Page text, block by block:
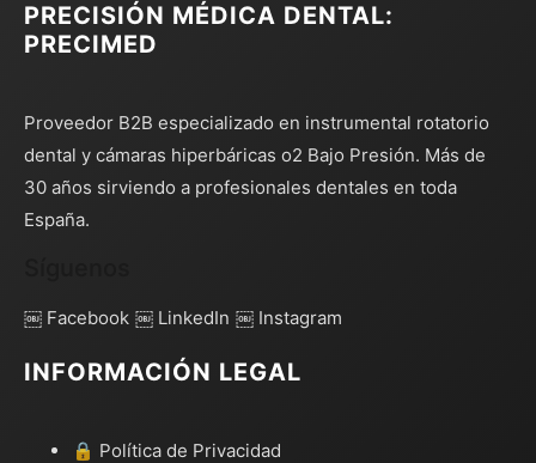
PRECISIÓN MÉDICA DENTAL:
PRECIMED
Proveedor B2B especializado en instrumental rotatorio
dental y cámaras hiperbáricas o2 Bajo Presión. Más de
30 años sirviendo a profesionales dentales en toda
España.
￼ Facebook ￼ LinkedIn ￼ Instagram
INFORMACIÓN LEGAL
🔒 Política de Privacidad